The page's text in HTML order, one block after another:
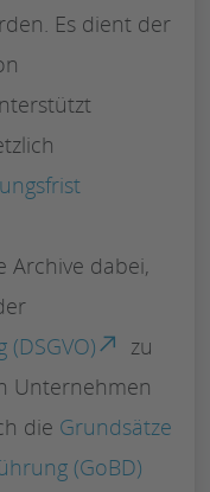
Es dient der
Archive dabei,
zu
Unternehmen
die Grundsätze
(GoBD)